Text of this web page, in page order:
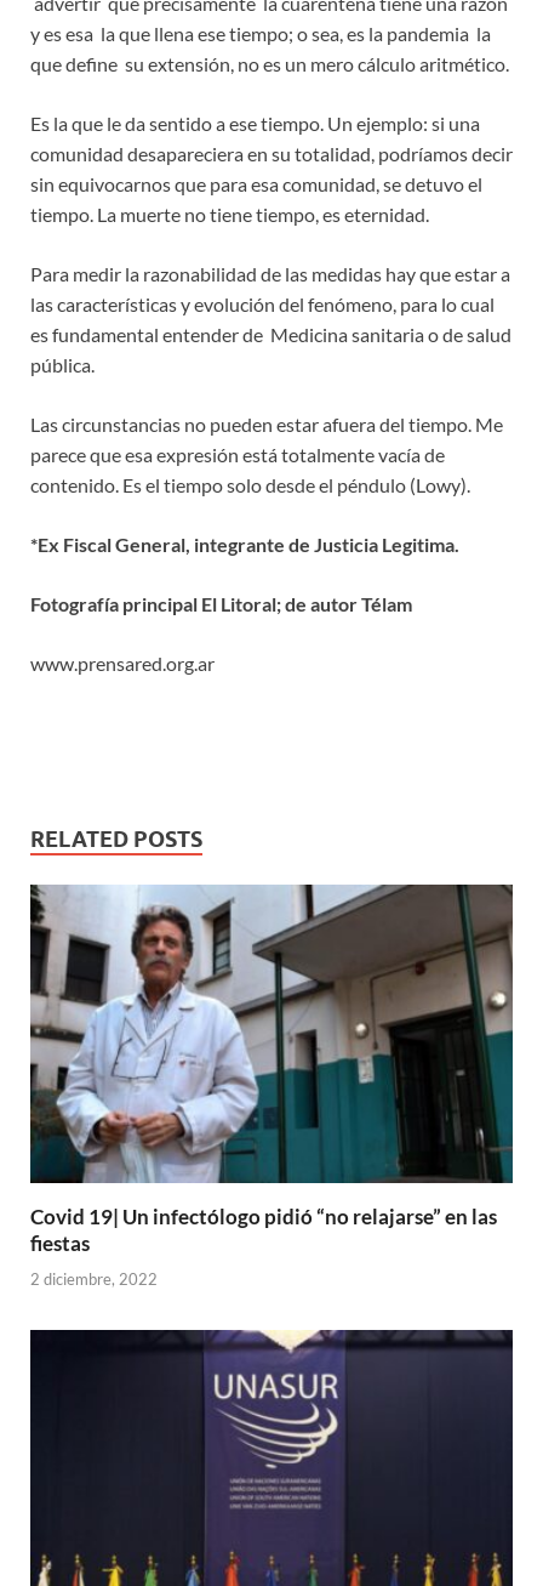
y es esa la que llena ese tiempo; o sea, es la pandemia la
que define su extensión, no es un mero cálculo aritmético.
Es la que le da sentido a ese tiempo. Un ejemplo: si una
comunidad desapareciera en su totalidad, podríamos decir
sin equivocarnos que para esa comunidad, se detuvo el
tiempo. La muerte no tiene tiempo, es eternidad.
Para medir la razonabilidad de las medidas hay que estar a
las características y evolución del fenómeno, para lo cual
es fundamental entender de Medicina sanitaria o de salud
pública.
Las circunstancias no pueden estar afuera del tiempo. Me
parece que esa expresión está totalmente vacía de
contenido. Es el tiempo solo desde el péndulo (Lowy).
*Ex Fiscal General, integrante de Justicia Legitima.
Fotografía principal El Litoral; de autor Télam
www.prensared.org.ar
RELATED POSTS
Covid 19| Un infectólogo pidió “no relajarse” en las
fiestas
2 diciembre, 2022